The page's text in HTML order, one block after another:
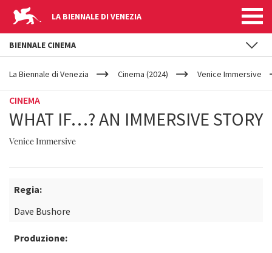
LA BIENNALE DI VENEZIA
YOUR
ARE
La Biennale di Venezia Cinema (2024) Venice Immersive
CINEMA
WHAT IF…? AN IMMERSIVE STORY
Venice Immersive
Regia:
Dave Bushore
Produzione:
BIENNALE CINEMA